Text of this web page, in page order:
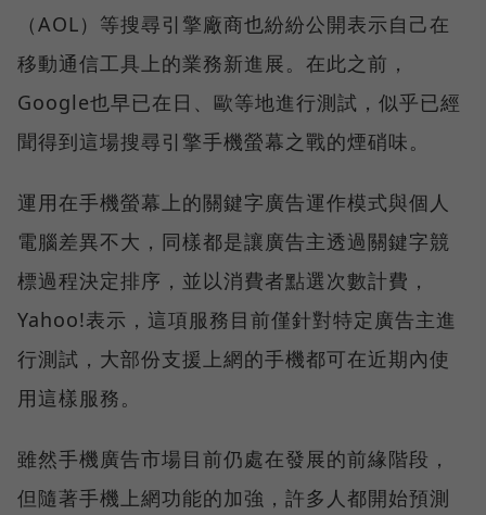
（AOL）等搜尋引擎廠商也紛紛公開表示自己在
移動通信工具上的業務新進展。在此之前，
Google也早已在日、歐等地進行測試，似乎已經
聞得到這場搜尋引擎手機螢幕之戰的煙硝味。
運用在手機螢幕上的關鍵字廣告運作模式與個人
電腦差異不大，同樣都是讓廣告主透過關鍵字競
標過程決定排序，並以消費者點選次數計費，
Yahoo!表示，這項服務目前僅針對特定廣告主進
行測試，大部份支援上網的手機都可在近期內使
用這樣服務。
雖然手機廣告市場目前仍處在發展的前緣階段，
但隨著手機上網功能的加強，許多人都開始預測